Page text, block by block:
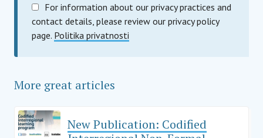
For information about our privacy practices and
contact details, please review our privacy policy
page. Politika privatnosti
More great articles
New Publication: Codified